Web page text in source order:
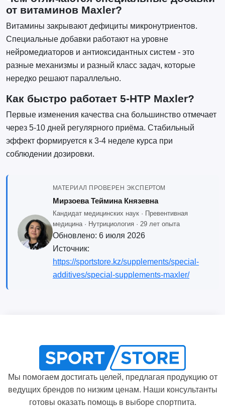
от витаминов Maxler?
Витамины закрывают дефициты микронутриентов.
Специальные добавки работают на уровне
нейромедиаторов и антиоксидантных систем - это
разные механизмы и разный класс задач, которые
нередко решают параллельно.
Как быстро работает 5-HTP Maxler?
Первые изменения качества сна большинство отмечает
через 5-10 дней регулярного приёма. Стабильный
эффект формируется к 3-4 неделе курса при
соблюдении дозировки.
МАТЕРИАЛ ПРОВЕРЕН ЭКСПЕРТОМ
Мирзоева Теймина Князевна
Кандидат медицинских наук · Превентивная
медицина · Нутрициология · 29 лет опыта
Обновлено: 6 июля 2026
Источник:
https://sportstore.kz/supplements/special-
additives/special-supplements-maxler/
Мы помогаем достигать целей, предлагая продукцию от
ведущих брендов по низким ценам. Наши консультанты
готовы оказать помощь в выборе спортпита.